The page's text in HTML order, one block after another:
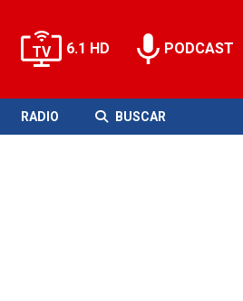
6.1 HD PODCAST
RADIO BUSCAR